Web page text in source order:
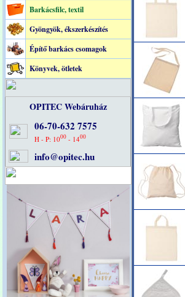
Barkácsfilc, textil
Gyöngyök, ékszerkészítés
Építő barkács csomagok
Könyvek, ötletek
OPITEC Webáruház
06-70-632 7575
H - P: 1000 - 1400
info@opitec.hu